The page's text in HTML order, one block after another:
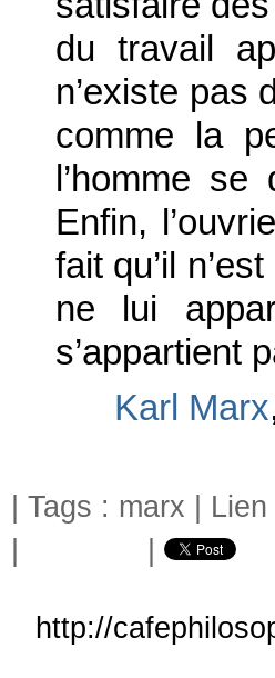
du travail
n’existe pas
comme la
l’homme
Enfin,
fait qu’il
ne lui
s’appartient
Karl Marx
| Tags : marx
http://